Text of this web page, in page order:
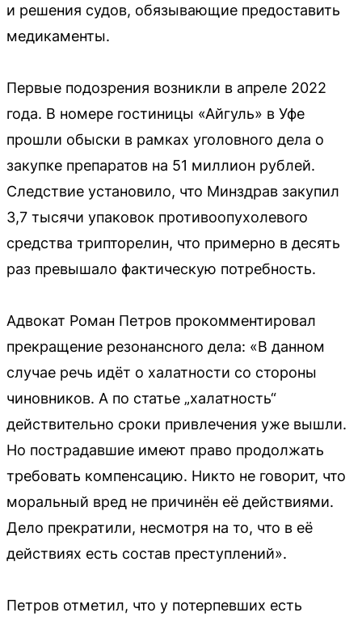
и решения судов, обязывающие предоставить
медикаменты.
Первые подозрения возникли в апреле 2022
года. В номере гостиницы «Айгуль» в Уфе
прошли обыски в рамках уголовного дела о
закупке препаратов на 51 миллион рублей.
Следствие установило, что Минздрав закупил
3,7 тысячи упаковок противоопухолевого
средства трипторелин, что примерно в десять
раз превышало фактическую потребность.
Адвокат Роман Петров прокомментировал
прекращение резонансного дела: «В данном
случае речь идёт о халатности со стороны
чиновников. А по статье „халатность“
действительно сроки привлечения уже вышли.
Но пострадавшие имеют право продолжать
требовать компенсацию. Никто не говорит, что
моральный вред не причинён её действиями.
Дело прекратили, несмотря на то, что в её
действиях есть состав преступлений».
Петров отметил, что у потерпевших есть